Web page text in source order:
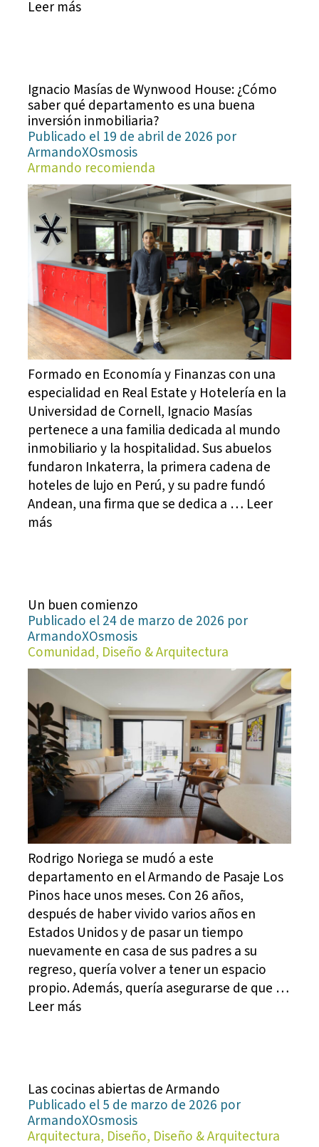
Leer más
Ignacio Masías de Wynwood House: ¿Cómo
saber qué departamento es una buena
inversión inmobiliaria?
Publicado el 19 de abril de 2026 por
ArmandoXOsmosis
Armando recomienda
Formado en Economía y Finanzas con una
especialidad en Real Estate y Hotelería en la
Universidad de Cornell, Ignacio Masías
pertenece a una familia dedicada al mundo
inmobiliario y la hospitalidad. Sus abuelos
fundaron Inkaterra, la primera cadena de
hoteles de lujo en Perú, y su padre fundó
Andean, una firma que se dedica a … Leer
más
Un buen comienzo
Publicado el 24 de marzo de 2026 por
ArmandoXOsmosis
Comunidad, Diseño & Arquitectura
Rodrigo Noriega se mudó a este
departamento en el Armando de Pasaje Los
Pinos hace unos meses. Con 26 años,
después de haber vivido varios años en
Estados Unidos y de pasar un tiempo
nuevamente en casa de sus padres a su
regreso, quería volver a tener un espacio
propio. Además, quería asegurarse de que …
Leer más
Las cocinas abiertas de Armando
Publicado el 5 de marzo de 2026 por
ArmandoXOsmosis
Arquitectura, Diseño, Diseño & Arquitectura